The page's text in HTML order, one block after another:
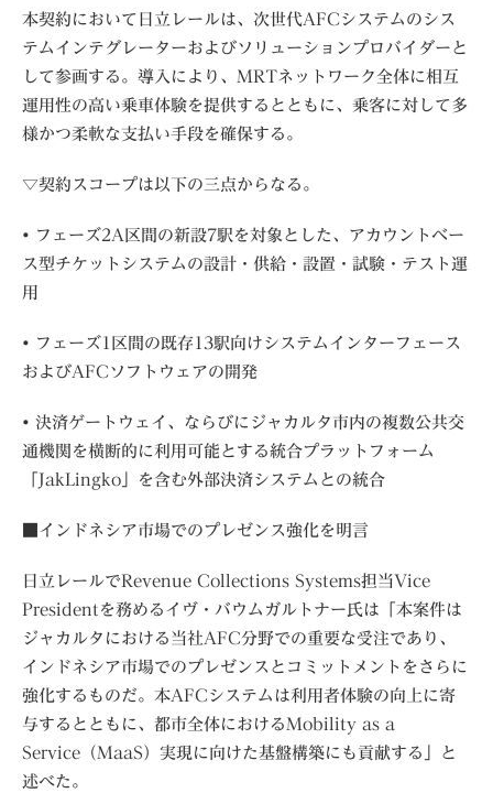
本契約において日立レールは、次世代AFCシステムのシス
テムインテグレーターおよびソリューションプロバイダーと
して参画する。導入により、MRTネットワーク全体に相互
運用性の高い乗車体験を提供するとともに、乗客に対して多
様かつ柔軟な支払い手段を確保する。
▽契約スコープは以下の三点からなる。
• フェーズ2A区間の新設7駅を対象とした、アカウントベー
ス型チケットシステムの設計・供給・設置・試験・テスト運
用
• フェーズ1区間の既存13駅向けシステムインターフェース
およびAFCソフトウェアの開発
• 決済ゲートウェイ、ならびにジャカルタ市内の複数公共交
通機関を横断的に利用可能とする統合プラットフォーム
「JakLingko」を含む外部決済システムとの統合
■インドネシア市場でのプレゼンス強化を明言
日立レールでRevenue Collections Systems担当Vice
Presidentを務めるイヴ・バウムガルトナー氏は「本案件は
ジャカルタにおける当社AFC分野での重要な受注であり、
インドネシア市場でのプレゼンスとコミットメントをさらに
強化するものだ。本AFCシステムは利用者体験の向上に寄
与するとともに、都市全体におけるMobility as a
Service（MaaS）実現に向けた基盤構築にも貢献する」と
述べた。